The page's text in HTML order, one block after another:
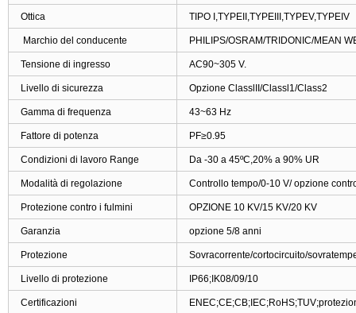
Ottica TIPO I,TYPEII,TYPEIII,TYPEV,TYPEIV
Marchio del conducente PHILIPS/OSRAM/TRIDONIC/MEAN
Tensione di ingresso AC90~305 V.
Livello di sicurezza Opzione ClasslII/Classl1/Class2
Gamma di frequenza 43~63 Hz
Fattore di potenza PF≥0.95
Condizioni di lavoro Range Da -30 a 45ºC,20% a 90% UR
Modalità di regolazione Controllo tempo/0-10 V/opzione
Protezione contro i fulmini OPZIONE 10 KV/15 KV/20 KV
Garanzia opzione 5/8 anni
Protezione Sovracorrente/cortocircuito/
Livello di protezione IP66;IK08/09/10
Certificazioni